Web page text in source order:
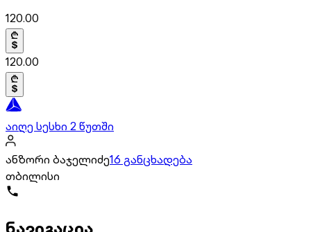
120.00
120.00
აიღე სესხი 2 წუთში
ანზორი ბაჯელიძე16 განცხადება
თბილისი